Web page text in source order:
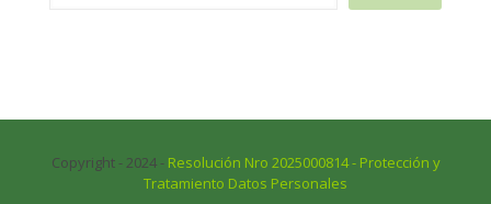
Copyright - 2024 - Resolución Nro 2025000814 - Protección y
Tratamiento Datos Personales